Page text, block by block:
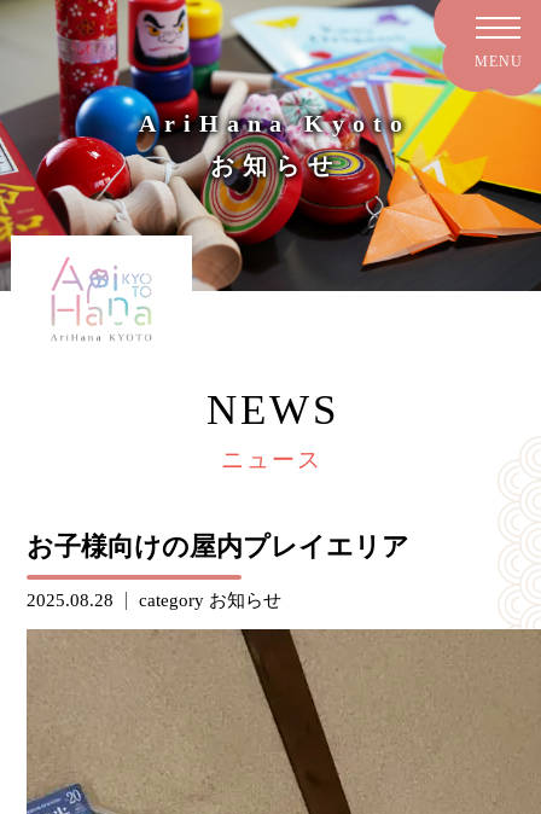
AriHana Kyoto
お知らせ
NEWS
ニュース
お子様向けの屋内プレイエリア
2025.08.28 category お知らせ